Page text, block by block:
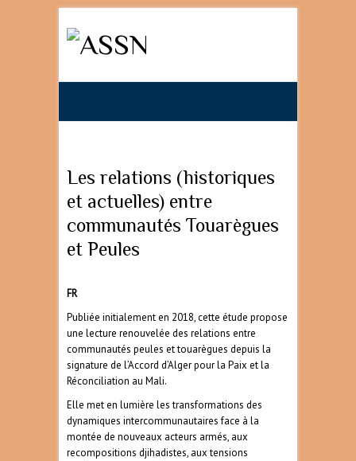
Les relations (historiques
et actuelles) entre
communautés Touarègues
et Peules
FR
Publiée initialement en 2018, cette étude propose
une lecture renouvelée des relations entre
communautés peules et touarègues depuis la
signature de l’Accord d’Alger pour la Paix et la
Réconciliation au Mali.
Elle met en lumière les transformations des
dynamiques intercommunautaires face à la
montée de nouveaux acteurs armés, aux
recompositions djihadistes, aux tensions